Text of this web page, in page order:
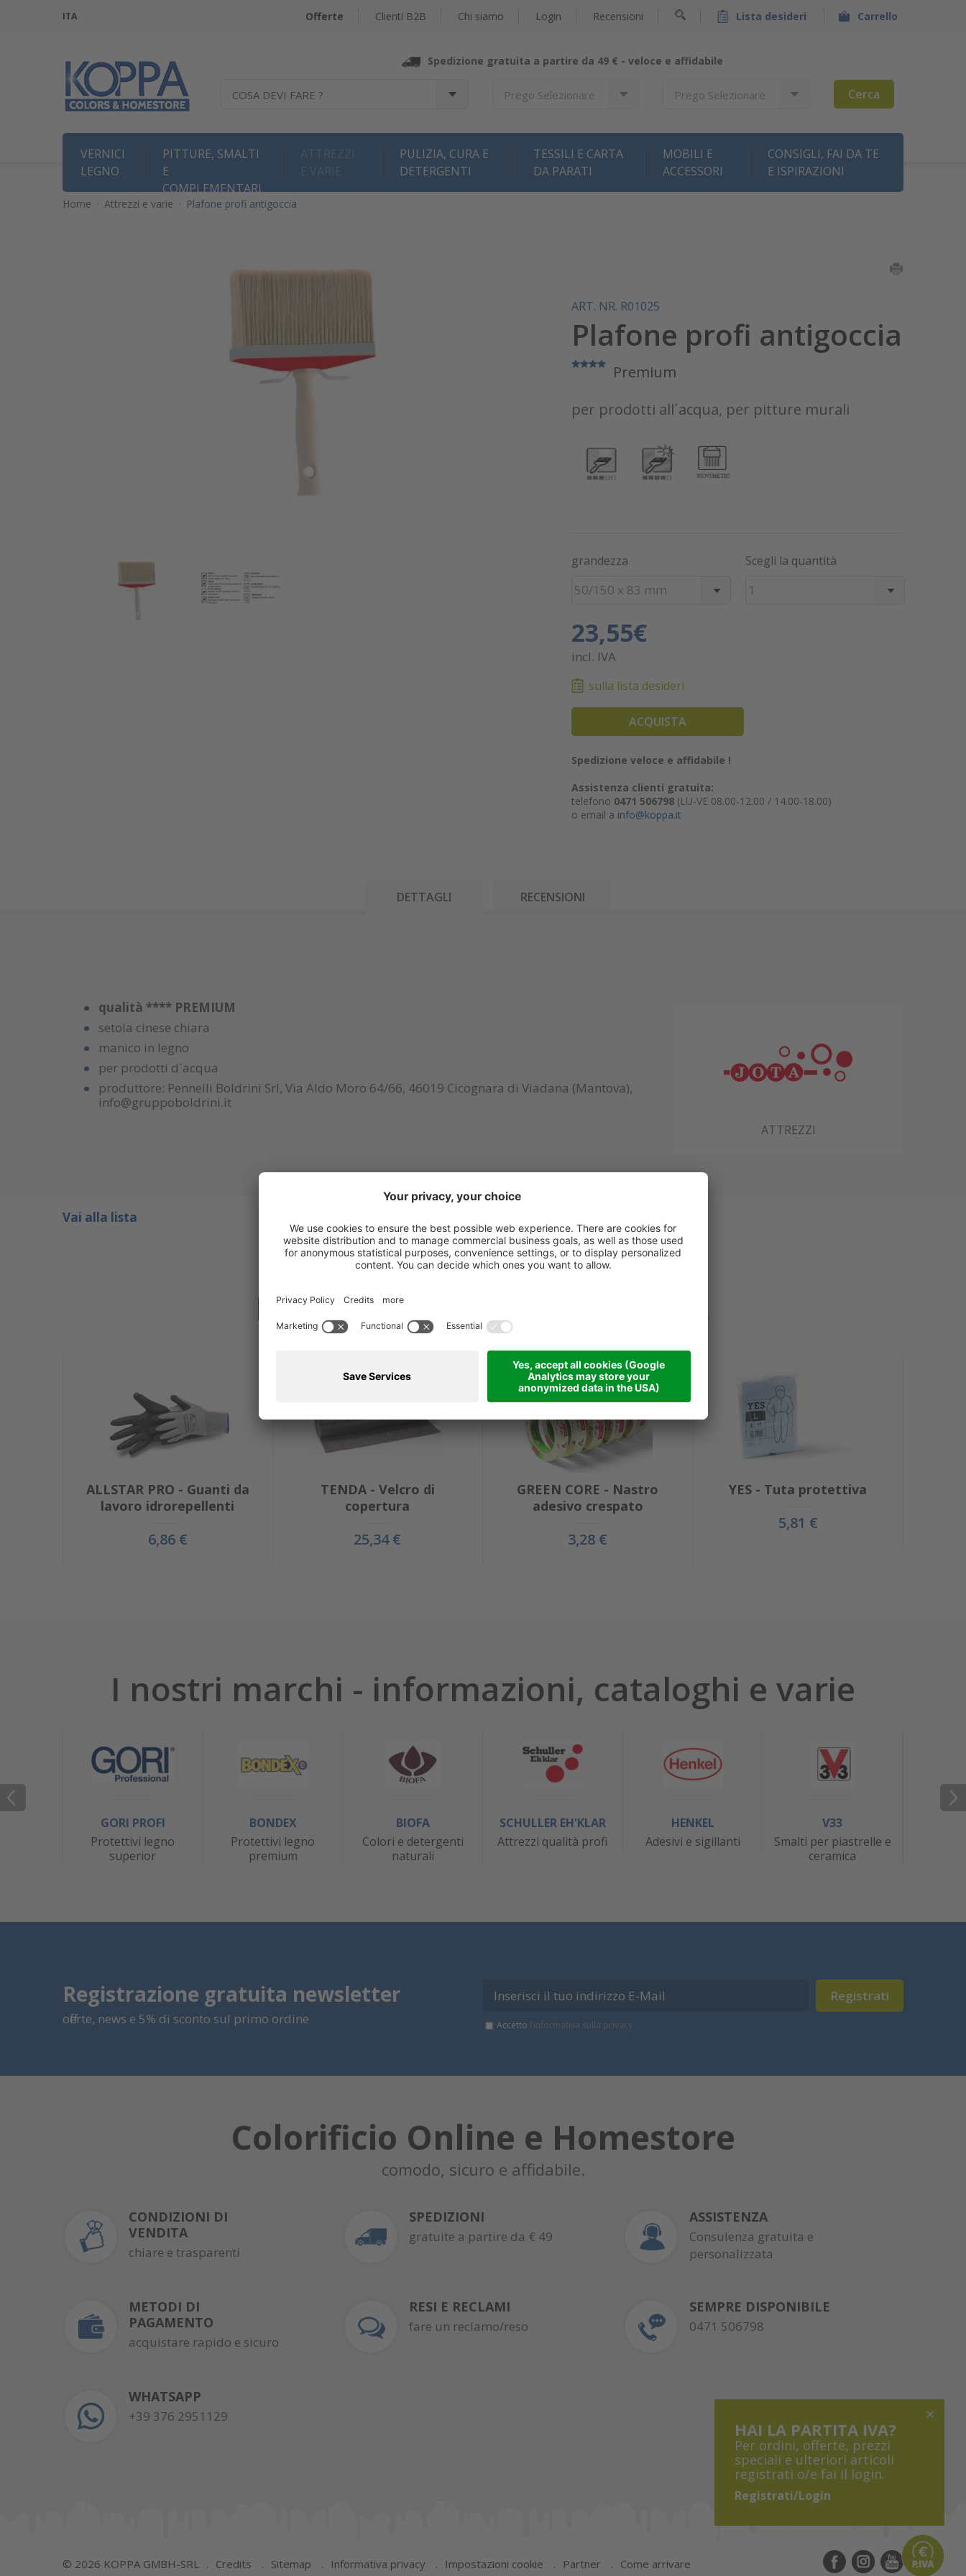
ITA Offerte Clienti B2B Chi siamo Login Recensioni Lista desideri Carrello
Spedizione gratuita a partire da 49 € - veloce e affidabile
COSA DEVI FARE ? Prego Selezionare Prego Selezionare Cerca
VERNICI
LEGNO
PITTURE, SMALTI
E
COMPLEMENTARI
PULIZIA, CURA E
DETERGENTI
TESSILI E CARTA
DA PARATI
MOBILI E
ACCESSORI
CONSIGLI, FAI DA TE
E ISPIRAZIONI
Home · Attrezzi e varie · Plafone profi antigoccia
ART. NR. R01025
Plafone profi antigoccia
Premium
per prodotti all´acqua, per pitture murali
grandezza
50/150 x 83 mm
Scegli la quantità
1
23,55€
incl. IVA
sulla lista desideri
ACQUISTA
Spedizione veloce e affidabile !
Assistenza clienti gratuita:
telefono 0471 506798 (LU-VE 08.00-12.00 / 14.00-18.00)
o email a info@koppa.it
DETTAGLI RECENSIONI
qualità **** PREMIUM
setola cinese chiara
manico in legno
per prodotti d`acqua
produttore: Pennelli Boldrini Srl, Via Aldo Moro 64/66, 46019 Cicognara di Viadana (Mantova),
info@gruppoboldrini.it
ATTREZZI
Vai alla lista
PUÒ ESSERTI UTILE ANCHE ...
ALLSTAR PRO - Guanti da
lavoro idrorepellenti
6,86 €
TENDA - Velcro di
copertura
25,34 €
GREEN CORE - Nastro
adesivo crespato
3,28 €
YES - Tuta protettiva
5,81 €
I nostri marchi - informazioni, cataloghi e varie
GORI PROFI
Protettivi legno
superior
BONDEX
Protettivi legno
premium
BIOFA
Colori e detergenti
naturali
SCHULLER EH'KLAR
Attrezzi qualità profi
HENKEL
Adesivi e sigillanti
V33
Smalti per piastrelle e
ceramica
Registrazione gratuita newsletter
offerte, news e 5% di sconto sul primo ordine
Registrati
Accetto l’informativa sulla privacy
Colorificio Online e Homestore
comodo, sicuro e affidabile.
CONDIZIONI DI
VENDITA
chiare e trasparenti
SPEDIZIONI
gratuite a partire da € 49
ASSISTENZA
Consulenza gratuita e
personalizzata
METODI DI
PAGAMENTO
acquistare rapido e sicuro
RESI E RECLAMI
fare un reclamo/reso
SEMPRE DISPONIBILE
0471 506798
WHATSAPP
+39 376 2951129
© 2026 KOPPA GMBH-SRL Credits Sitemap Informativa privacy Impostazioni cookie Partner Come arrivare
HAI LA PARTITA IVA?
Per ordini, offerte, prezzi
speciali e ulteriori articoli
registrati o/e fai il login.
Registrati/Login